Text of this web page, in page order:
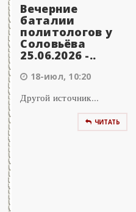
Вечерние
баталии
политологов у
Соловьёва
25.06.2026 -..
18-июл, 10:20
Другой источник...
ЧИТАТЬ